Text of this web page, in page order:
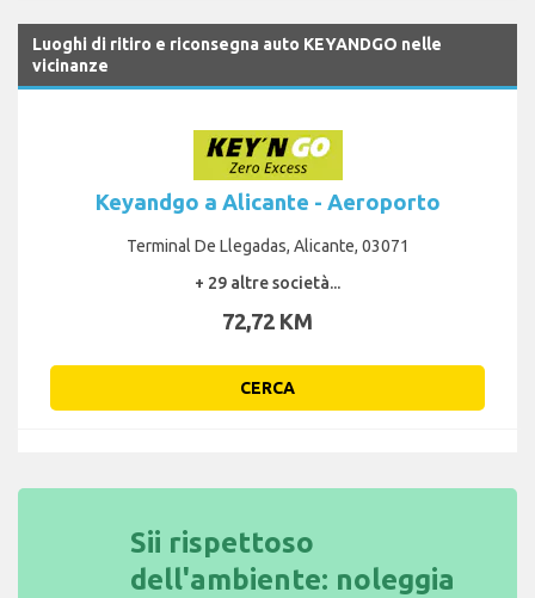
Luoghi di ritiro e riconsegna auto KEYANDGO nelle
vicinanze
Keyandgo a Alicante - Aeroporto
Terminal De Llegadas, Alicante, 03071
+ 29 altre società...
72,72 KM
CERCA
Sii rispettoso
dell'ambiente: noleggia